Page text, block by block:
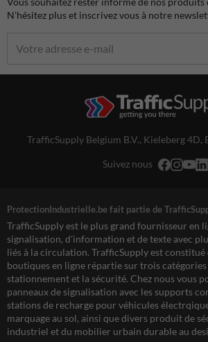
N'hésitez plus et inscrivez vous à notre
TrafficSupply Belgium B.V., Kieleberg 4D,
Suivez nous
ProtectionIndustrielle.be fait partie de
TrafficSupply est le plus grand fournisseur en
signalisation, d'information et de texte avec
liés à la circulation. TrafficSupply est constitué
boutiques en ligne répartie sur trois
stationnement et la sécurité. Chez nous vous
panneaux de signalisation avec les supports
stations de recharge pour véhicules
marquage au sol, ainsi que divers produit de
industriel et du mobilier urbain durable au